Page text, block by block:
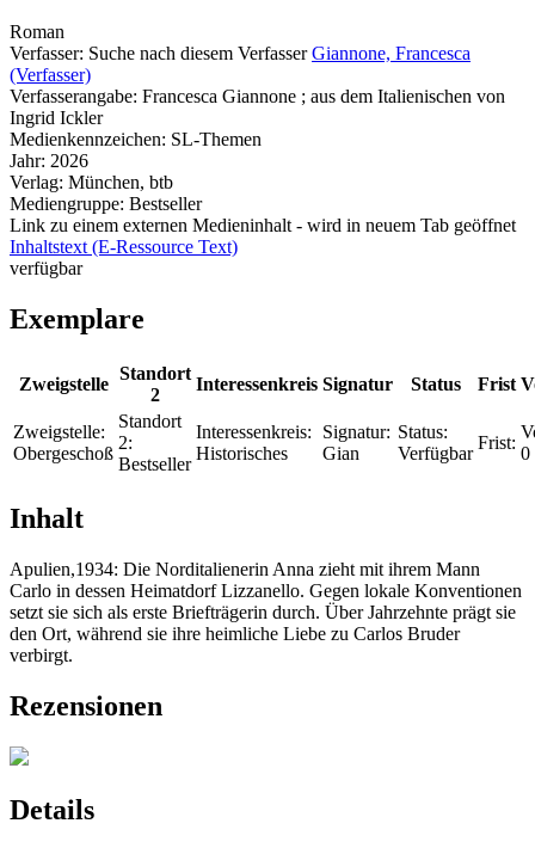
Roman
Verfasser: Suche nach diesem Verfasser Giannone, Francesca
(Verfasser)
Verfasserangabe: Francesca Giannone ; aus dem Italienischen von
Ingrid Ickler
Medienkennzeichen: SL-Themen
Jahr: 2026
Verlag: München, btb
Mediengruppe: Bestseller
Link zu einem externen Medieninhalt - wird in neuem Tab geöffnet
Inhaltstext (E-Ressource Text)
verfügbar
Exemplare
Zweigstelle
Standort
2
Interessenkreis Signatur Status Frist
Zweigstelle:
Obergeschoß
Standort
2:
Bestseller
Interessenkreis:
Historisches
Signatur:
Gian
Status:
Verfügbar
Frist:
0
Inhalt
Apulien,1934: Die Norditalienerin Anna zieht mit ihrem Mann
Carlo in dessen Heimatdorf Lizzanello. Gegen lokale Konventionen
setzt sie sich als erste Briefträgerin durch. Über Jahrzehnte prägt sie
den Ort, während sie ihre heimliche Liebe zu Carlos Bruder
verbirgt.
Rezensionen
Details